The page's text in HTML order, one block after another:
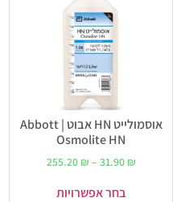
אוסמולייט HN אבוט | Abbott
Osmolite HN
31.90 ₪
–
255.20 ₪
בחר אפשרויות